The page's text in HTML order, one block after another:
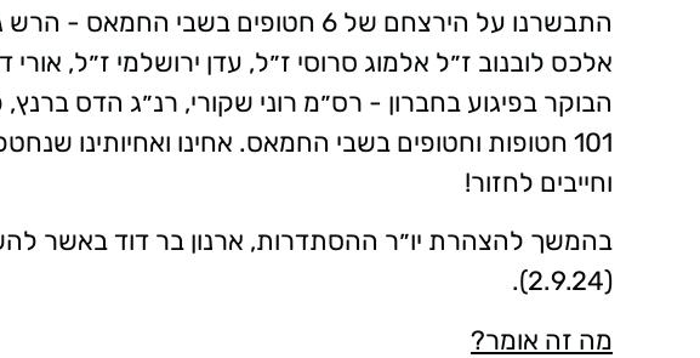
התבשרנו על הירצחם של 6 חטופים בשבי
הבוקר בפיגוע בחברון - רס״מ רוני שקורי, רנ״ג הדס
101 חטופות וחטופים בשבי החמאס. אחינו ואחיותינו
וחייבים לחזור!
בהמשך להצהרת יו״ר ההסתדרות, ארנון בר דוד באשר
(2.9.24).
מה זה אומר?